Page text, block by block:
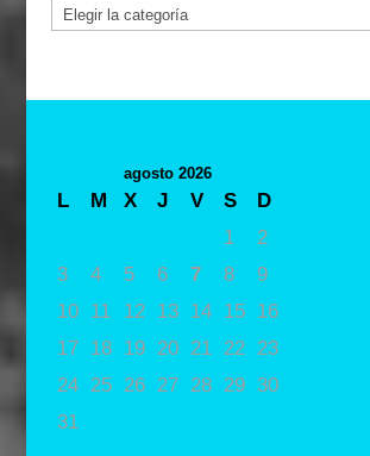
Categorías
agosto 2026
L M X J V S
D
1
2
3
4 5 6 7 8
9
10
11 12 13 14 15
16
17
18 19 20 21 22
23
24
25 26 27 28 29 30
31